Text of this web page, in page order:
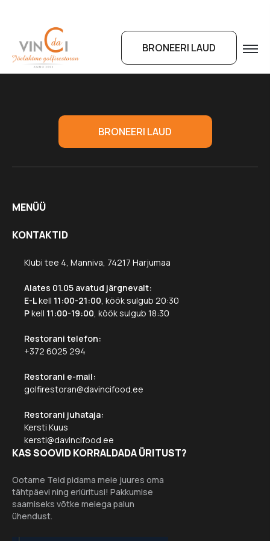
BRONEERI LAUD
BRONEERI LAUD
MENÜÜ
KONTAKTID
Klubi tee 4, Manniva, 74217 Harjumaa
Alates 01.05 avatud järgnevalt:
E-Lkell 11:00-21:00, köök sulgub 20:30
Pkell 11:00-19:00, köök sulgub 18:30
Restorani telefon:
+372 6025 294
Restorani e-mail:
golfirestoran@davincifood.ee
Restorani juhataja:
Kersti Kuus
kersti@davincifood.ee
KAS SOOVID KORRALDADA ÜRITUST?
Ootame Teid pidama meie juures oma
tähtpäevi ning eriüritusi! Pakkumise
saamiseks võtke meiega palun
ühendust.